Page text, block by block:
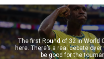
The first Round of 32 in World
here. There’s a real debate over
be good for the